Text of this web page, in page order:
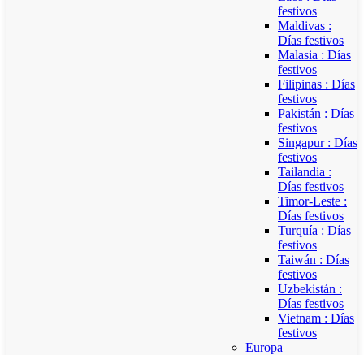
festivos
Maldivas :
Días festivos
Malasia : Días
festivos
Filipinas : Días
festivos
Pakistán : Días
festivos
Singapur : Días
festivos
Tailandia :
Días festivos
Timor-Leste :
Días festivos
Turquía : Días
festivos
Taiwán : Días
festivos
Uzbekistán :
Días festivos
Vietnam : Días
festivos
Europa